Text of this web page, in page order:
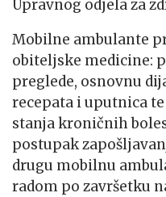
Upravnog odjela za
Mobilne ambulante
obiteljske medicine:
preglede, osnovnu
recepata i uputnica
stanja kroničnih
postupak
drugu mobilnu
radom po završetku